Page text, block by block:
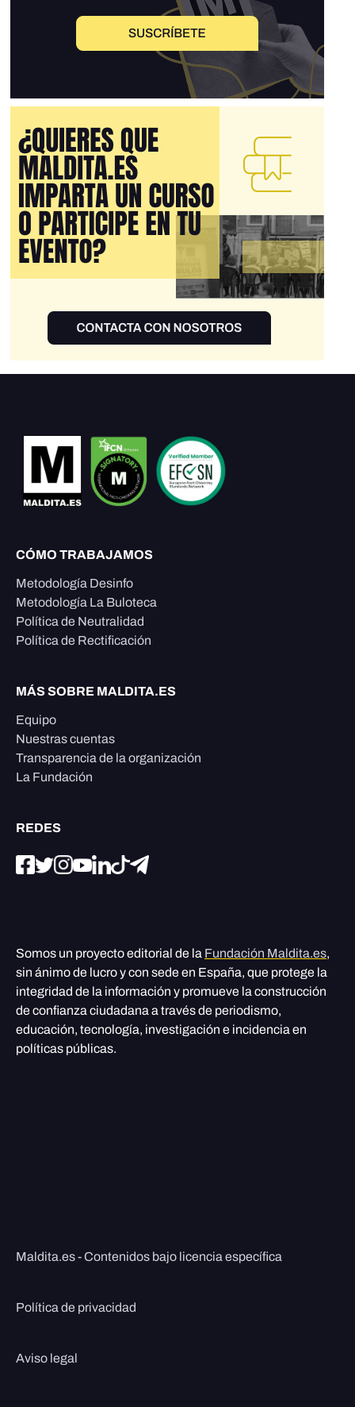
CÓMO TRABAJAMOS
Metodología Desinfo
Metodología La Buloteca
Política de Neutralidad
Política de Rectificación
MÁS SOBRE MALDITA.ES
Equipo
Nuestras cuentas
Transparencia de la organización
La Fundación
REDES
Somos un proyecto editorial de la Fundación Maldita.es,
sin ánimo de lucro y con sede en España, que protege la
integridad de la información y promueve la construcción
de confianza ciudadana a través de periodismo,
educación, tecnología, investigación e incidencia en
políticas públicas.
Maldita.es - Contenidos bajo licencia específica
Política de privacidad
Aviso legal